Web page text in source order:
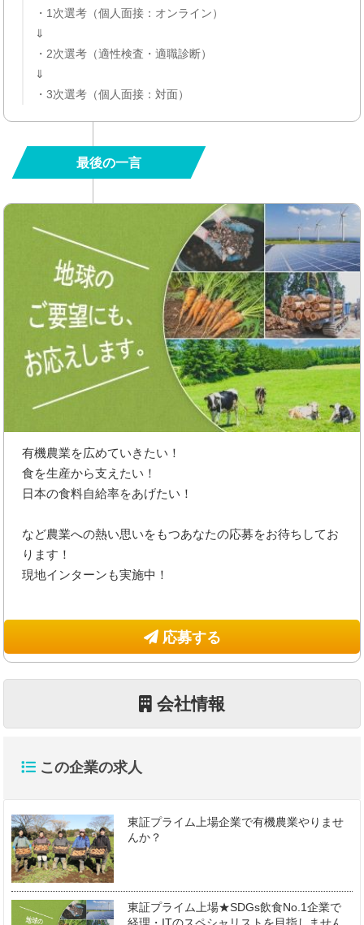
・1次選考（個人面接：オンライン）
⇓
・2次選考（適性検査・適職診断）
⇓
・3次選考（個人面接：対面）
最後の一言
有機農業を広めていきたい！
食を生産から支えたい！
日本の食料自給率をあげたい！
など農業への熱い思いをもつあなたの応募をお待ちしてお
ります！
現地インターンも実施中！
応募する
会社情報
この企業の求人
東証プライム上場企業で有機農業やりませ
んか？
東証プライム上場★SDGs飲食No.1企業で